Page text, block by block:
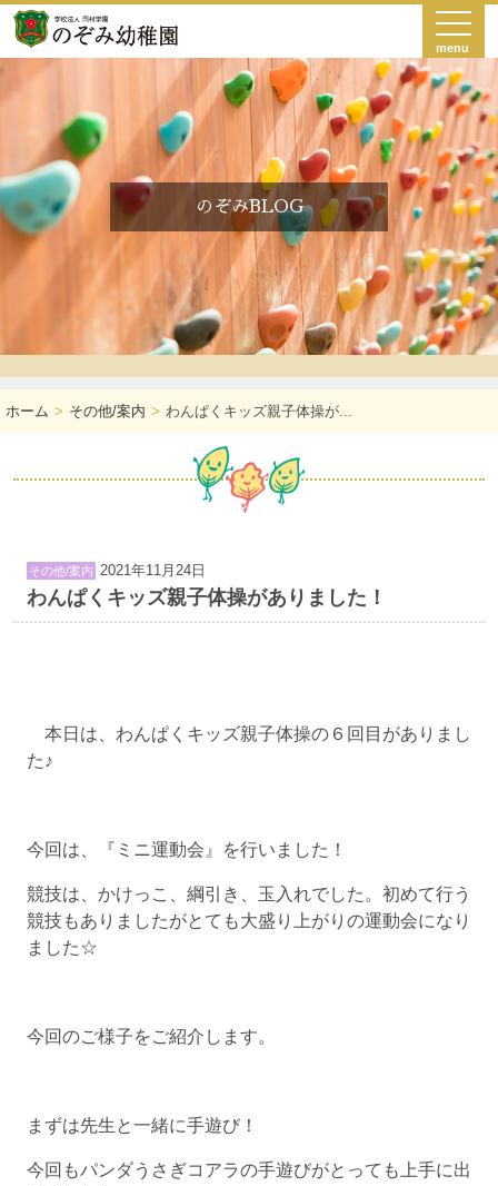
menu
のぞみBLOG
ホーム その他/案内 わんぱくキッズ親子体操が...
その他/案内 2021年11月24日
わんぱくキッズ親子体操がありました！
本日は、わんぱくキッズ親子体操の６回目がありまし
た♪
今回は、『ミニ運動会』を行いました！
競技は、かけっこ、綱引き、玉入れでした。初めて行う
競技もありましたがとても大盛り上がりの運動会になり
ました☆
今回のご様子をご紹介します。
まずは先生と一緒に手遊び！
今回もパンダうさぎコアラの手遊びがとっても上手に出